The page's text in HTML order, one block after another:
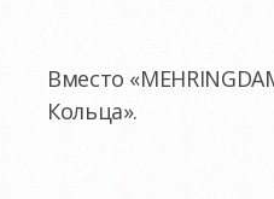
Вместо
Кольца».